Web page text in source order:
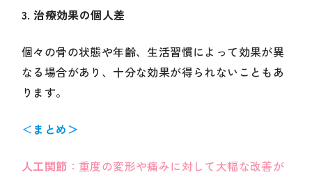
3. 治療効果の個人差
個々の骨の状態や年齢、生活習慣によって効果が異
なる場合があり、十分な効果が得られないこともあ
ります。
＜ まとめ＞
人工関節 ：重度の変形や痛みに対して大幅な改善が